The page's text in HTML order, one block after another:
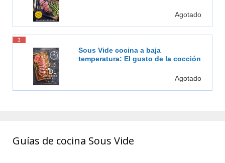
Agotado
3
Sous Vide cocina a baja
temperatura: El gusto de la cocción
Agotado
Guías de cocina Sous Vide